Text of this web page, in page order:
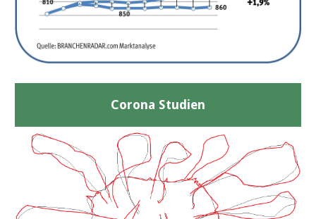
Corona Studien